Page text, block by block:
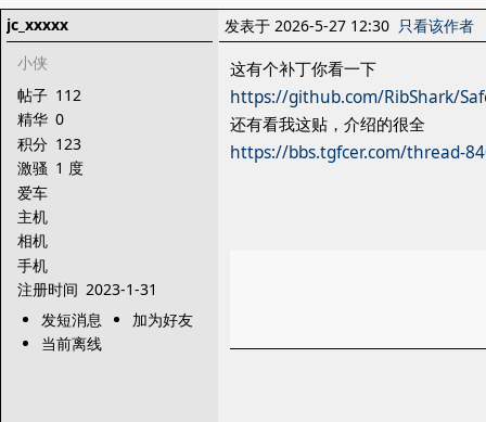
jc_xxxxx
小侠
帖子 112
精华 0
积分 123
激骚 1 度
爱车
主机
相机
手机
注册时间 2023-1-31
发短消息
加为好友
当前离线
发表于 2026-5-27 12:30 只看该作者
这有个补丁你看一下
https://github.com/RibShark/
还有看我这贴，介绍的很全
https://bbs.tgfcer.com/thread-